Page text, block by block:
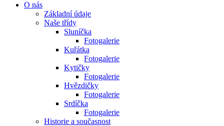
O nás
Základní údaje
Naše třídy
Sluníčka
Fotogalerie
Kuřátka
Fotogalerie
Kytičky
Fotogalerie
Hvězdičky
Fotogalerie
Srdíčka
Fotogalerie
Historie a současnost